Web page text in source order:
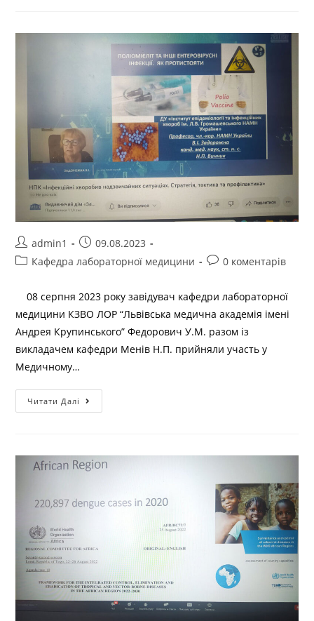
admin1
09.08.2023
Кафедра лабораторної медицини
0 коментарів
08 серпня 2023 року завідувач кафедри лабораторної
медицини КЗВО ЛОР “Львівська медична академія імені
Андрея Крупинського” Федорович У.М. разом із
викладачем кафедри Менів Н.П. прийняли участь у
Медичному…
Читати Далі